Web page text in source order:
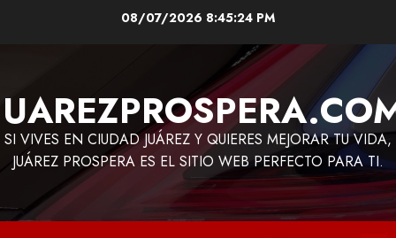
08/07/2026 8:45:25 PM
SI VIVES EN CIUDAD JUÁREZ Y QUIERES MEJORAR TU VIDA,
JUÁREZ PROSPERA ES EL SITIO WEB PERFECTO PARA TI.